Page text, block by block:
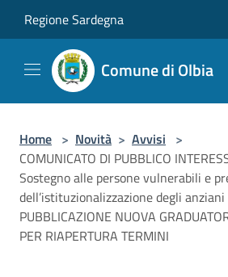
Regione Sardegna
Comune di Olbia
Home > Novità > Avvisi >
COMUNICATO DI PUBBLICO
Sostegno alle persone vulnerabili e
dell’istituzionalizzazione degli
PUBBLICAZIONE NUOVA
PER RIAPERTURA TERMINI